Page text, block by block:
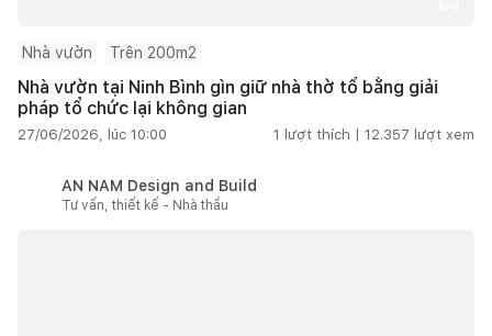
Nhà vườn Trên 200m2
Nhà vườn tại Ninh Bình gìn giữ nhà thờ tổ bằng giải
pháp tổ chức lại không gian
27/06/2026, lúc 10:00 1 lượt thích | 12.357 lượt xem
AN NAM Design and Build
Tư vấn, thiết kế - Nhà thầu